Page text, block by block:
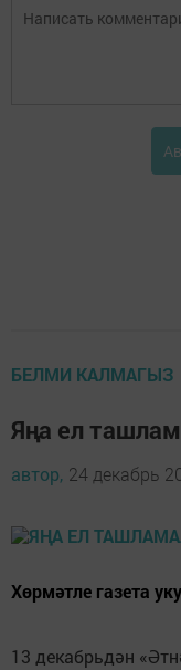
БЕЛМИ КАЛМАГЫЗ
Яңа ел
автор, 24 декабрь
Хөрмәтле газета
13 декабрьдән